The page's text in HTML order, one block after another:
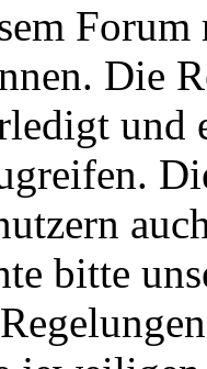
Die
und
bitte